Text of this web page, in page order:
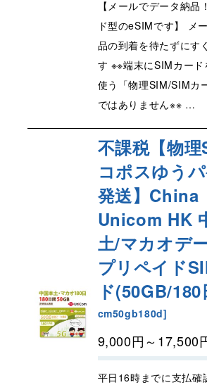
【メールでデータ納品
ド型のeSIMです】 メ
品の到着を待たずにす
す ※※端末にSIMカード
使う「物理SIM/SIMカ
ではありません※※ …
不課税【物
コポスゆう
発送】China
Unicom HK
土/マカオデ
プリペイド
ド(50GB/180
cm50gb180d]
9,000円～17,500
平日16時までに支払確